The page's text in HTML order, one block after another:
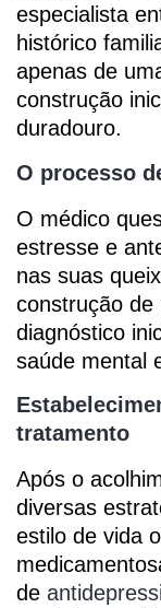
especialista
histórico
apenas de
construção
duradouro.
O processo
O médico
estresse e
nas suas
construção de
diagnóstico
saúde mental
tratamento
Após o
diversas
estilo de vida
de